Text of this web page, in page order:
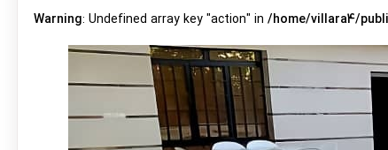
Warning: Undefined array key "action" in /home/villara4/